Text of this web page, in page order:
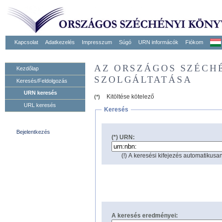
Kapcsolat Adatkezelés Impresszum Súgó URN informácók Fiókom
Kezdőlap
Keresés/Feldolgozás
URN keresés
URL keresés
Bejelentkezés
AZ ORSZÁGOS
SZOLGÁLTATÁSA
(*)
Kitöltése kötelező
Keresés
(*) URN:
(!) A keresési kifejezés
A keresés eredményei: